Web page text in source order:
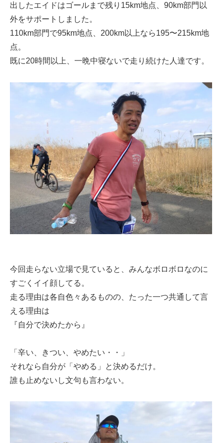
出したエイドはゴールまで残り15km地点、90km部門以
外をサポートしました。
110km部門で95km地点、200km以上なら195〜215km地
点。
既に20時間以上、一晩中寝ないで走り続けた人達です。
今回走らない立場で見ていると、みんなボロボロなのに
すごくイイ顔してる。
走る理由は各自色々あるものの、たった一つ共通して言
える理由は
『自分で決めたから』
「辛い、きつい、やめたい・・」
それなら自分が「やめる」と決めるだけ。
誰も止めないし文句も言わない。